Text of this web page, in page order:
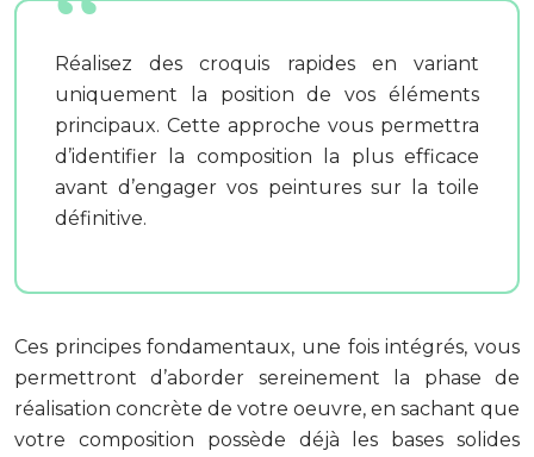
Réalisez des croquis rapides en variant
uniquement la position de vos éléments
principaux. Cette approche vous permettra
d’identifier la composition la plus efficace
avant d’engager vos peintures sur la toile
définitive.
Ces principes fondamentaux, une fois intégrés, vous
permettront d’aborder sereinement la phase de
réalisation concrète de votre oeuvre, en sachant que
votre composition possède déjà les bases solides